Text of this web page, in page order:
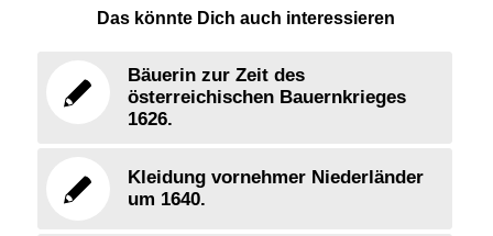
Das könnte Dich auch interessieren
Bäuerin zur Zeit des
österreichischen Bauernkrieges
1626.
Kleidung vornehmer Niederländer
um 1640.